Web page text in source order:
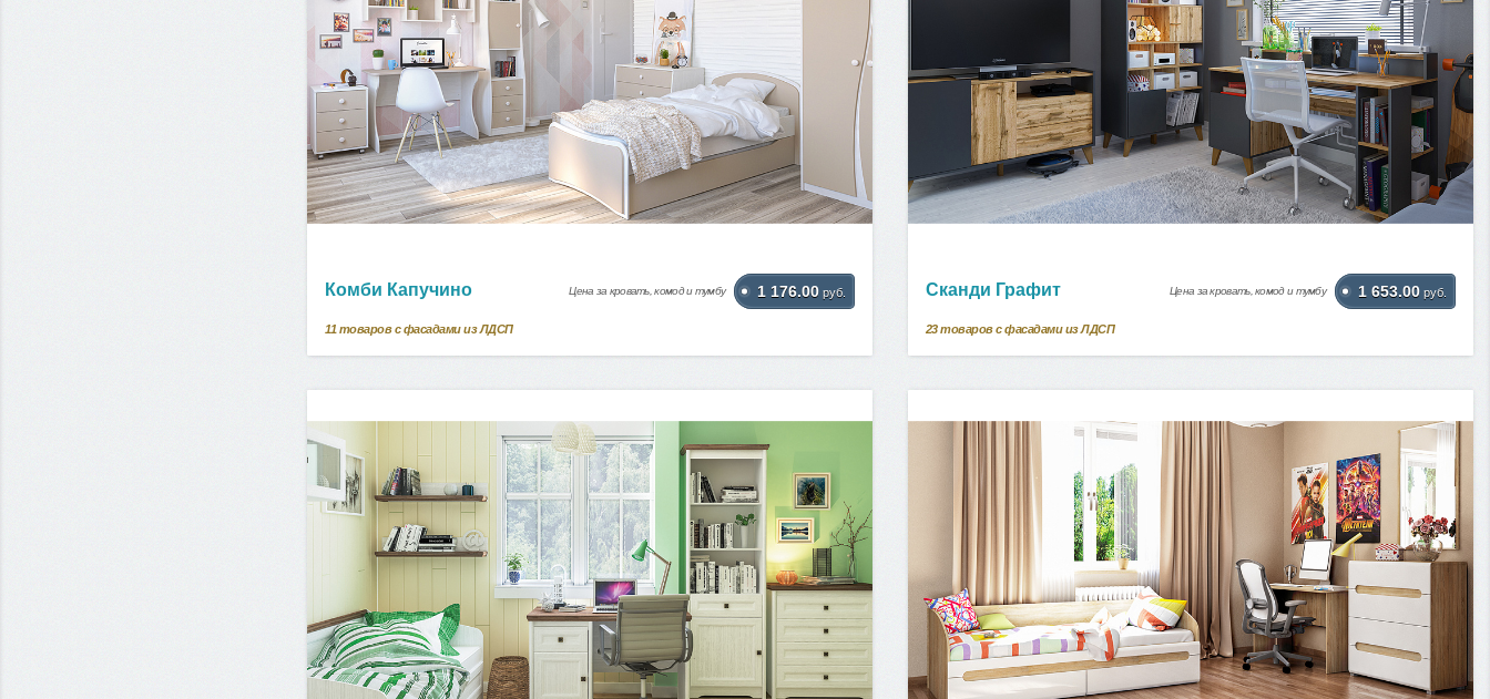
Комби Капучино Цена за кровать, комод и тумбу 1 176.00 руб.
11 товаров с фасадами из ЛДСП
Сканди Графит Цена за кровать, комод и тумбу 1 653.00 руб.
23 товаров с фасадами из ЛДСП